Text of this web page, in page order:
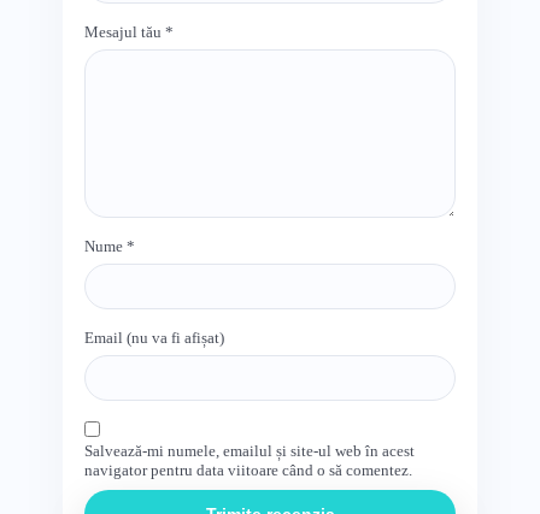
Mesajul tău *
Nume *
Email (nu va fi afișat)
Salvează-mi numele, emailul și site-ul web în acest
navigator pentru data viitoare când o să comentez.